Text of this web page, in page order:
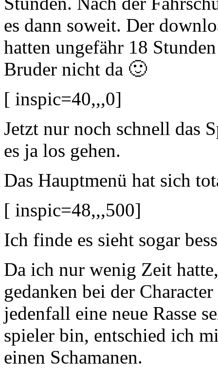
es dann soweit. Der
hatten ungefähr 18
Bruder nicht da 🙂
[ inspic=40,,,0]
Jetzt nur noch schnell das
es ja los gehen.
Das Hauptmenü hat sich
[ inspic=48,,,500]
Ich finde es sieht sogar
Da ich nur wenig Zeit
gedanken bei der
jedenfall eine neue Rasse
spieler bin, entschied ich
einen Schamanen.